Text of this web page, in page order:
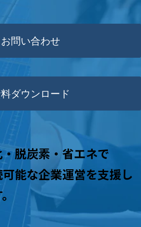
脱炭素・省エネで
能な企業運営を支援し
お問い合わせ
ダウンロード